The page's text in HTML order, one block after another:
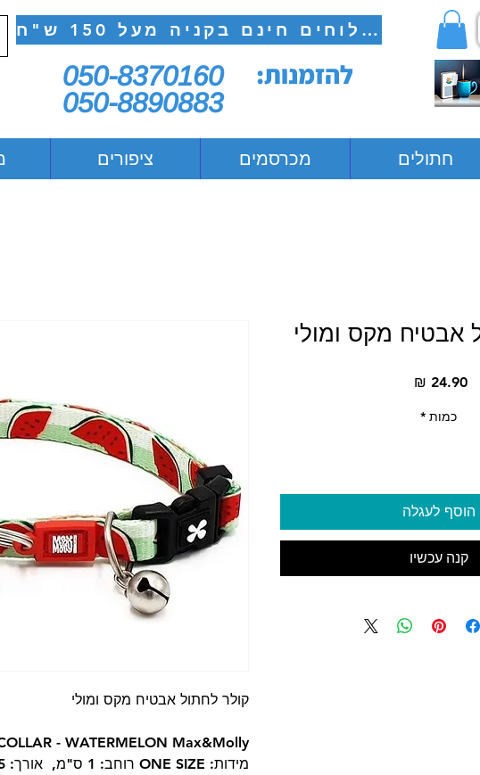
משלוחים חינם בקניה מעל 150 ש"ח
050-8370160
050-8890883
להזמנות:
ציפורים מכרסמים חתולים
קולר לחתול אבטיח מקס ומולי
- WATERMELON Max&Molly
מידות: ONE SIZE רוחב: 1 ס"מ, אורך: 22-35 ס"מ.
אבטיח מקס ומולי
כמות *
הוסף לעגלה
קנה עכשיו